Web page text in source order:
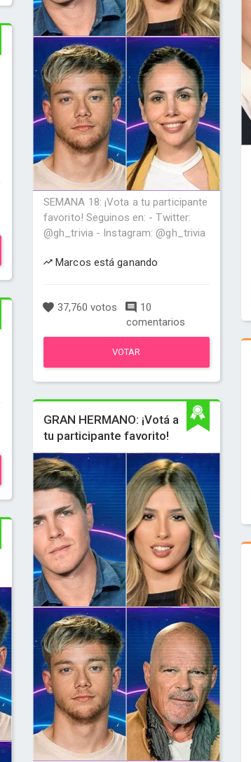
SEMANA 18: ¡Vota a tu participante
favorito! Seguinos en: - Twitter:
@gh_trivia - Instagram: @gh_trivia
Marcos está ganando
37,760 votos
10
comentarios
VOTAR
GRAN HERMANO: ¡Votá a
tu participante favorito!